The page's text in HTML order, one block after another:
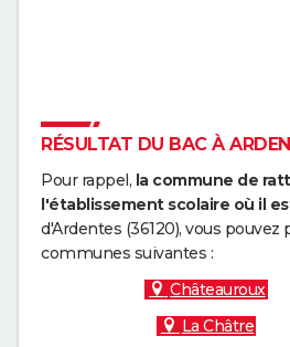
RÉSULTAT DU BAC À
Pour rappel, la commune de
l'établissement scolaire où il
d'Ardentes (36120), vous
communes suivantes :
Châteauroux
La Châtre